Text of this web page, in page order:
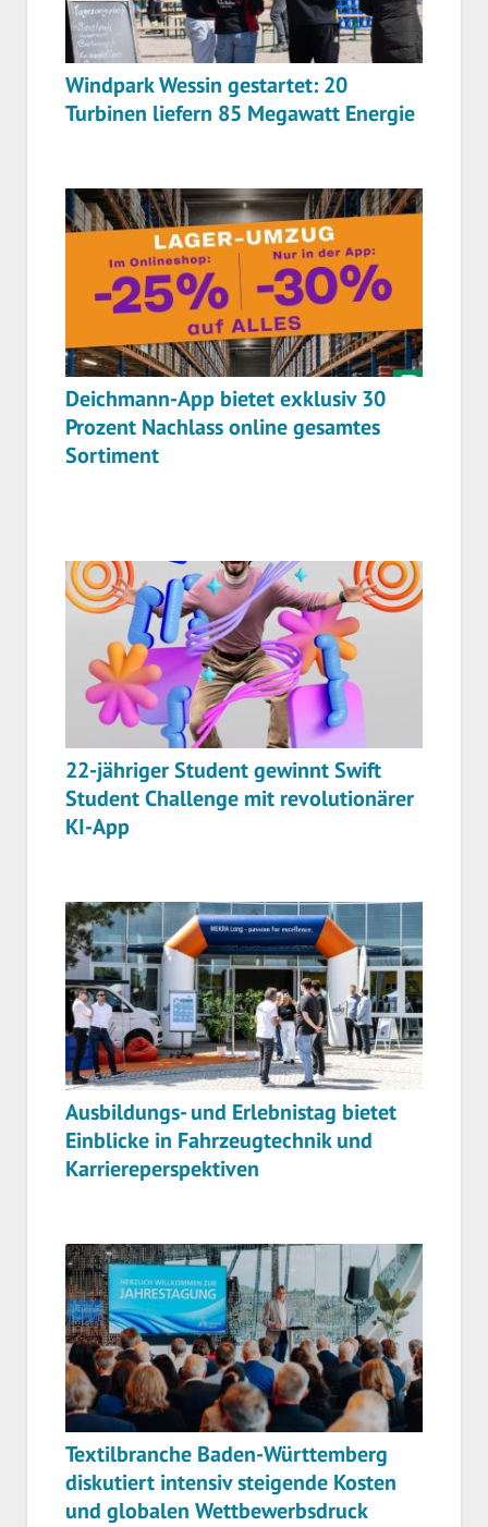
Windpark Wessin gestartet: 20
Turbinen liefern 85 Megawatt Energie
Deichmann-App bietet exklusiv 30
Prozent Nachlass online gesamtes
Sortiment
22-jähriger Student gewinnt Swift
Student Challenge mit revolutionärer
KI-App
Ausbildungs- und Erlebnistag bietet
Einblicke in Fahrzeugtechnik und
Karriereperspektiven
Textilbranche Baden-Württemberg
diskutiert intensiv steigende Kosten
und globalen Wettbewerbsdruck